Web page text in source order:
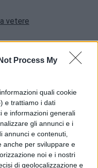
Process My
quali cookie
e trattiamo i dati
e informazioni generali
gli annunci e i
annunci e contenuti,
anche per sviluppare e
noi e i nostri
di geolocalizzazione e
vetere
Parrulli visita la